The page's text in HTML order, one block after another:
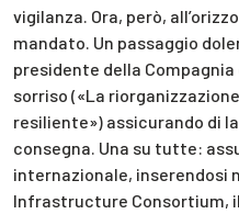
vigilanza. Ora, però,
mandato. Un passaggio
presidente della
sorriso («La
resiliente») assicurando di
consegna. Una su tutte:
internazionale, inserendosi
Infrastructure Consortium,